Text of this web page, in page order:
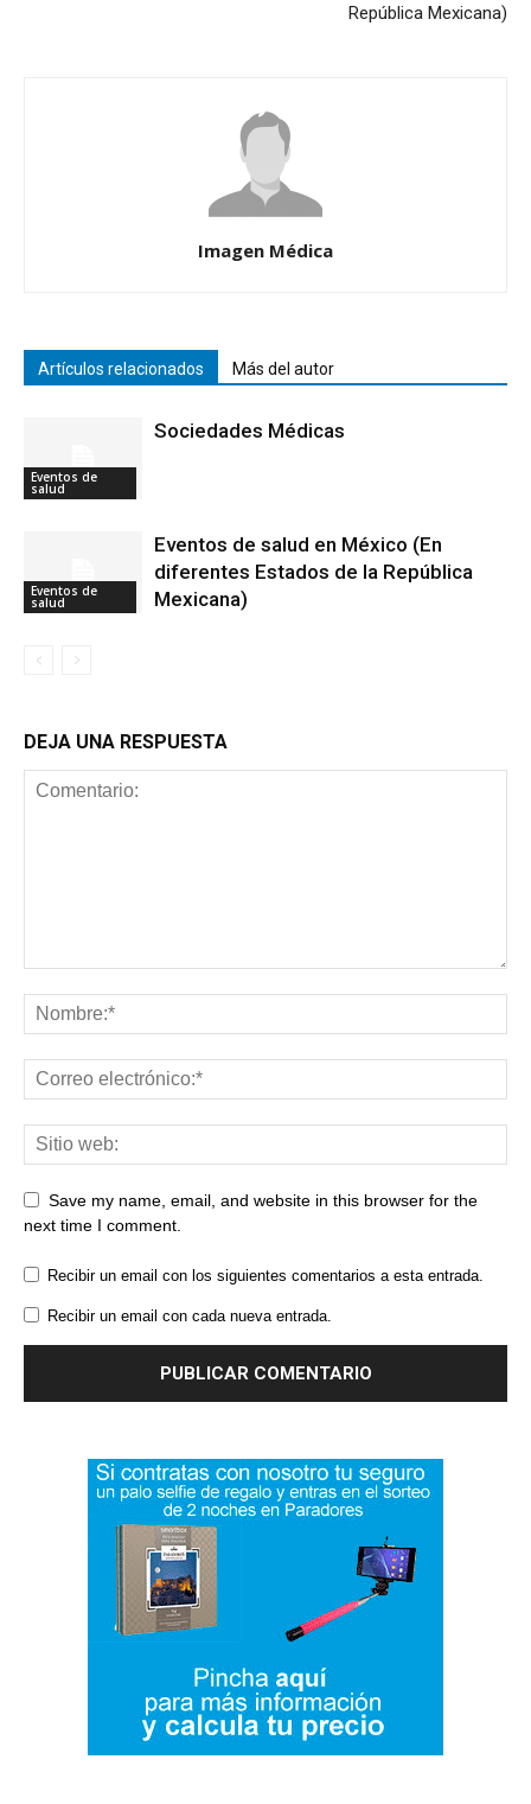
República Mexicana)
Imagen Médica
Artículos relacionados Más del autor
Eventos de
salud
Sociedades Médicas
Eventos de
salud
Eventos de salud en México (En
diferentes Estados de la República
Mexicana)
DEJA UNA RESPUESTA
Save my name, email, and website in this browser for the
next time I comment.
Recibir un email con los siguientes comentarios a esta entrada.
Recibir un email con cada nueva entrada.